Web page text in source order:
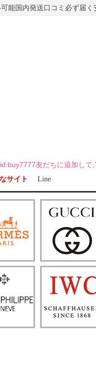
能国内発送口コミ必ず届
友だちに追加して
サイト Line